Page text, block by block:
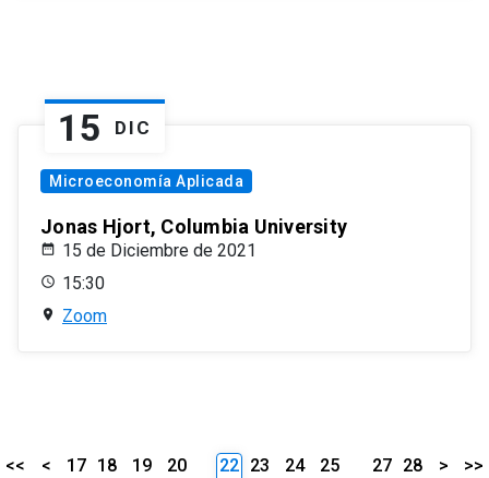
15 DIC
Microeconomía Aplicada
Jonas Hjort, Columbia University
15 de Diciembre de 2021
15:30
Zoom
<< < 17 18 19
20
22 23 24
25
27 28 > >>